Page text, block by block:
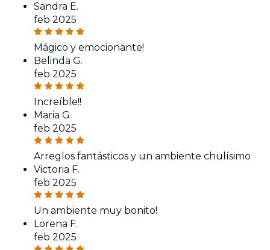
Sandra E.
feb 2025
Mágico y emocionante!
Belinda G.
feb 2025
Increíble!!
Maria G.
feb 2025
Arreglos fantásticos y un ambiente chulísimo
Victoria F.
feb 2025
Un ambiente muy bonito!
Lorena F.
feb 2025